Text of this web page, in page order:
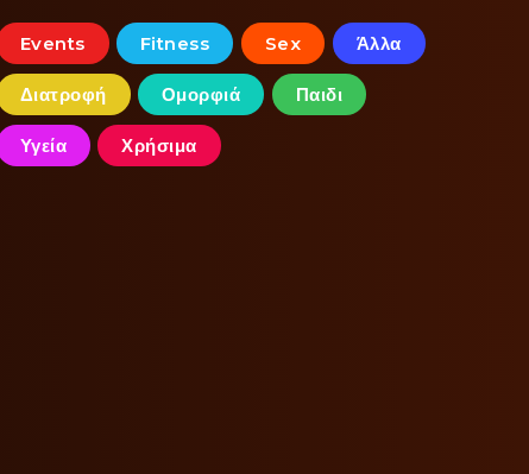
Events Fitness Sex Άλλα
Διατροφή Ομορφιά Παιδι
Υγεία Χρήσιμα